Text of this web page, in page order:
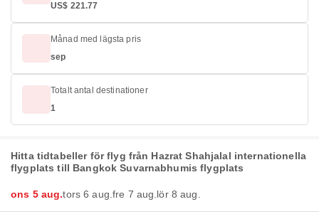
US$ 221.77
Månad med lägsta pris
sep
Totalt antal destinationer
1
Hitta tidtabeller för flyg från Hazrat Shahjalal internationella
flygplats till Bangkok Suvarnabhumis flygplats
ons 5 aug.tors 6 aug. fre 7 aug. lör 8 aug.